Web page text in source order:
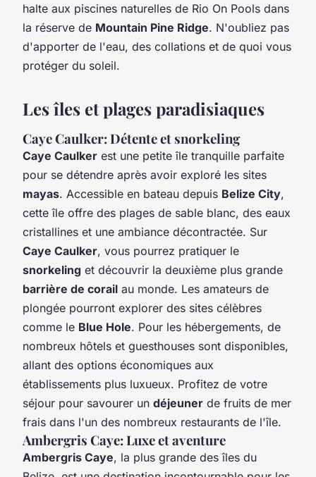
halte aux piscines naturelles de Rio On Pools dans
la réserve de Mountain Pine Ridge. N'oubliez pas
d'apporter de l'eau, des collations et de quoi vous
protéger du soleil.
Les îles et plages paradisiaques
Caye Caulker: Détente et snorkeling
Caye Caulker est une petite île tranquille parfaite
pour se détendre après avoir exploré les sites
mayas. Accessible en bateau depuis Belize City,
cette île offre des plages de sable blanc, des eaux
cristallines et une ambiance décontractée. Sur
Caye Caulker, vous pourrez pratiquer le
snorkeling et découvrir la deuxième plus grande
barrière de corail au monde. Les amateurs de
plongée pourront explorer des sites célèbres
comme le Blue Hole. Pour les hébergements, de
nombreux hôtels et guesthouses sont disponibles,
allant des options économiques aux
établissements plus luxueux. Profitez de votre
séjour pour savourer un déjeuner de fruits de mer
frais dans l'un des nombreux restaurants de l'île.
Ambergris Caye: Luxe et aventure
Ambergris Caye, la plus grande des îles du